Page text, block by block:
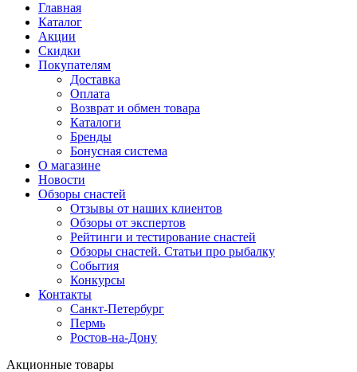
Главная
Каталог
Акции
Скидки
Покупателям
Доставка
Оплата
Возврат и обмен товара
Каталоги
Бренды
Бонусная система
О магазине
Новости
Обзоры снастей
Отзывы от наших клиентов
Обзоры от экспертов
Рейтинги и тестирование снастей
Обзоры снастей. Статьи про рыбалку
События
Конкурсы
Контакты
Санкт-Петербург
Пермь
Ростов-на-Дону
Акционные товары